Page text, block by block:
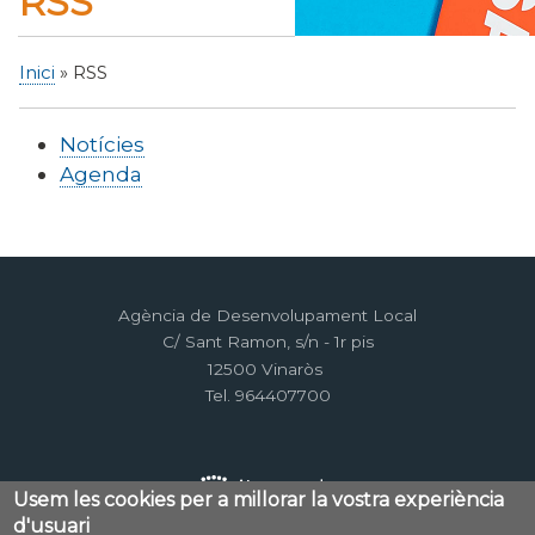
Inici RSS
Notícies
Agenda
Agència de Desenvolupament Local
C/ Sant Ramon, s/n - 1r pis
12500 Vinaròs
Tel. 964407700
Usem les cookies per a millorar la vostra experiència
d'usuari